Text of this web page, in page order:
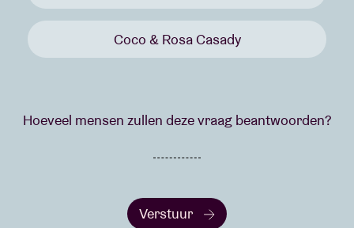
Coco & Rosa Casady
Hoeveel mensen zullen deze vraag beantwoorden?
Verstuur